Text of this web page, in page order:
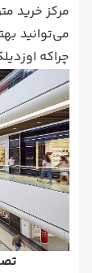
مرکز خرید
می‌توانید
چراکه